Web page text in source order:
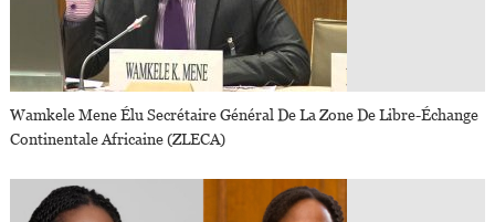
Wamkele Mene Élu Secrétaire Général De La Zone De Libre-Échange
Continentale Africaine (ZLECA)